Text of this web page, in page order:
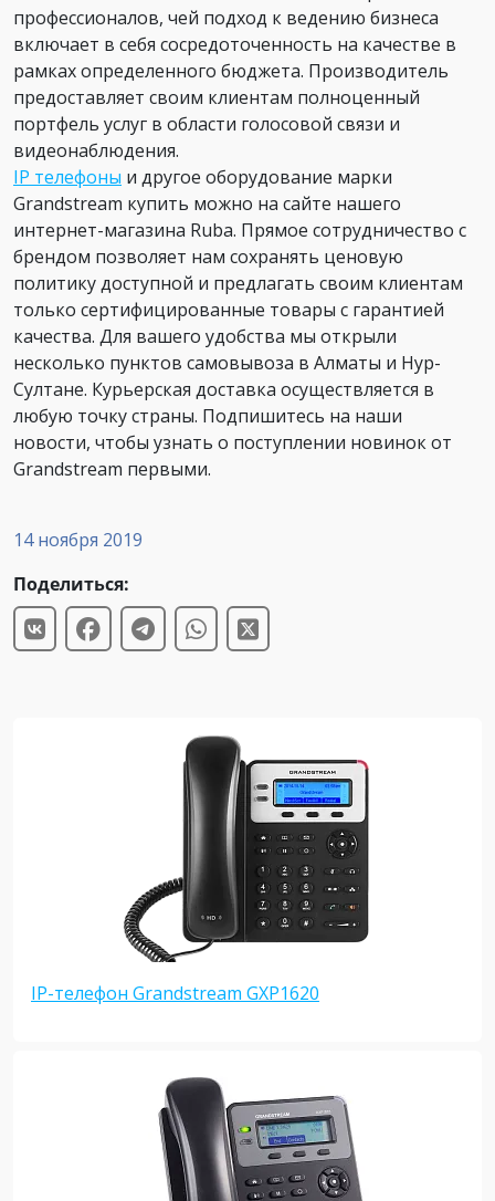
14 ноября 2019
Поделиться:
IP-телефон Grandstream GXP1620
профессионалов, чей подход к ведению бизнеса
включает в себя сосредоточенность на качестве в
рамках определенного бюджета. Производитель
предоставляет своим клиентам полноценный
портфель услуг в области голосовой связи и
видеонаблюдения.
IP телефоны и другое оборудование марки
Grandstream купить можно на сайте нашего
интернет-магазина Ruba. Прямое сотрудничество с
брендом позволяет нам сохранять ценовую
политику доступной и предлагать своим клиентам
только сертифицированные товары с гарантией
качества. Для вашего удобства мы открыли
несколько пунктов самовывоза в Алматы и Нур-
Султане. Курьерская доставка осуществляется в
любую точку страны. Подпишитесь на наши
новости, чтобы узнать о поступлении новинок от
Grandstream первыми.